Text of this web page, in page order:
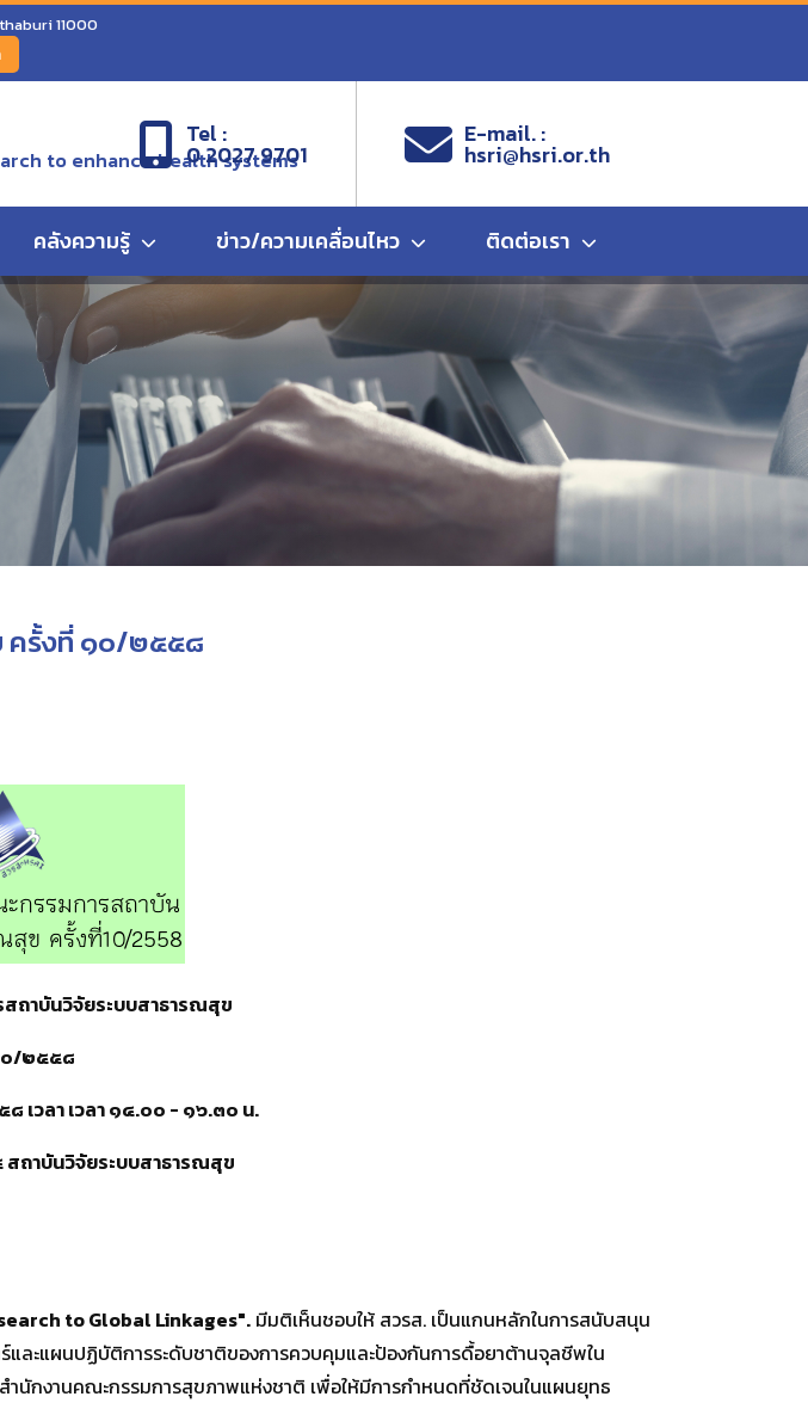
11000
to enhance health systems
Tel :
0 2027 9701
E-mail. :
hsri@hsri.or.th
คลังความรู้ ข่าว/ความเคลื่อนไหว ติดต่อเรา
ครั้งที่ ๑๐/๒๕๕๘
ถาบันวิจัยระบบสาธารณสุข
/๒๕๕๘
เวลา เวลา ๑๔.๐๐ - ๑๖.๓๐ น.
ถาบันวิจัยระบบสาธารณสุข
to Global Linkages". มีมติเห็นชอบให้ สวรส. เป็นแกนหลักในการสนับสนุน
ละแผนปฏิบัติการระดับชาติของการควบคุมและป้องกันการดื้อยาต้านจุลชีพใน
ำนักงานคณะกรรมการสุขภาพแห่งชาติ เพื่อให้มีการกำหนดที่ชัดเจนในแผนยุทธ